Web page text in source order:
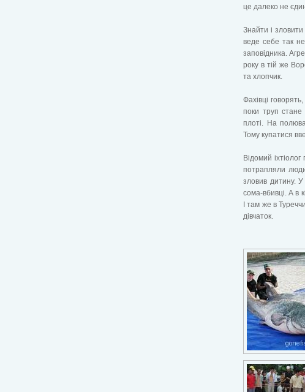
це далеко не
Знайти і
веде себе так
заповідника.
року в тій же
та хлопчик.
Фахівці
поки труп стане
плоті. На
Тому купатися
Відомий
потрапляли
зловив дитину. У
сома-вбивці. А в
І там же в
дівчаток.